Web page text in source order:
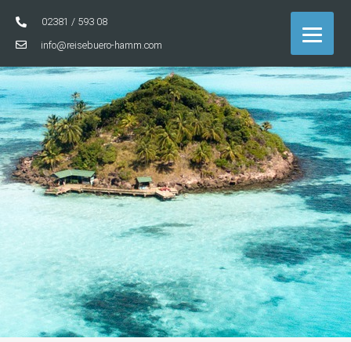
02381 / 593 08
info@reisebuero-hamm.com